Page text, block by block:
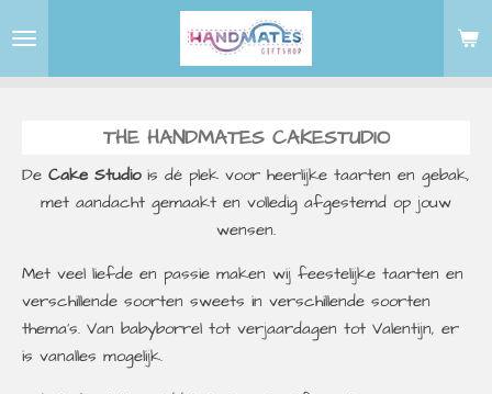
direct
naar
hoofdinhoudTHE HANDMATES CAKESTUDIO
De Cake Studiois dé plek voor heerlijke taarten en gebak,
met aandacht gemaakt en volledig afgestemd op jouw
wensen.
Met veel liefde en passie maken wij feestelijke taarten en
verschillende soorten sweets in verschillende soorten
thema's. Van babyborrel tot verjaardagen tot Valentijn, er
is vanalles mogelijk.